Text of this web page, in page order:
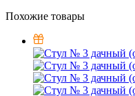
Похожие товары